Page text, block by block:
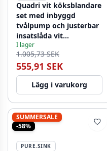
Quadri vit köksblandare
set med inbyggd
tvålpump och justerbar
insatslåda vit
1208966928
I lager
1.005,73 SEK
555,91 SEK
Lägg i varukorg
SUMMERSALE
-58%
PURE.SINK